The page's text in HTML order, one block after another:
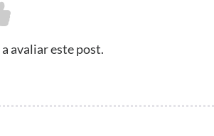
avaliar este post.